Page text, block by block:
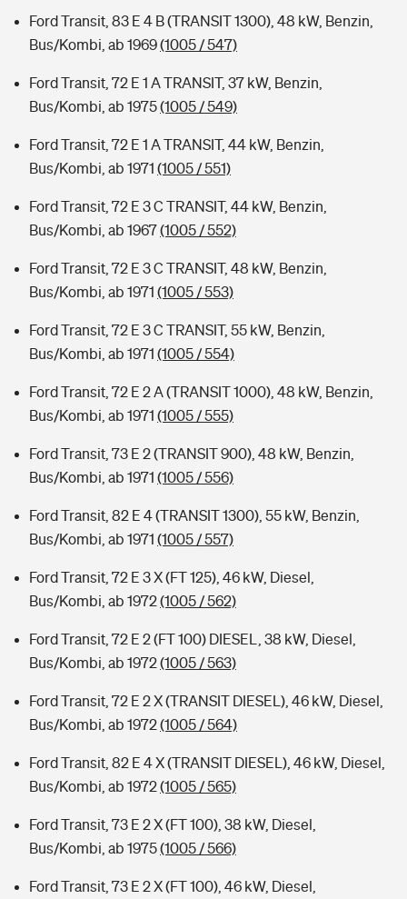
Ford Transit, 83 E 4 B (TRANSIT 1300), 48 kW, Benzin,
Bus/Kombi, ab 1969(1005 / 547)
Ford Transit, 72 E 1 A TRANSIT, 37 kW, Benzin,
Bus/Kombi, ab 1975(1005 / 549)
Ford Transit, 72 E 1 A TRANSIT, 44 kW, Benzin,
Bus/Kombi, ab 1971 (1005 / 551)
Ford Transit, 72 E 3 C TRANSIT, 44 kW, Benzin,
Bus/Kombi, ab 1967(1005 / 552)
Ford Transit, 72 E 3 C TRANSIT, 48 kW, Benzin,
Bus/Kombi, ab 1971 (1005 / 553)
Ford Transit, 72 E 3 C TRANSIT, 55 kW, Benzin,
Bus/Kombi, ab 1971 (1005 / 554)
Ford Transit, 72 E 2 A (TRANSIT 1000), 48 kW, Benzin,
Bus/Kombi, ab 1971 (1005 / 555)
Ford Transit, 73 E 2 (TRANSIT 900), 48 kW, Benzin,
Bus/Kombi, ab 1971 (1005 / 556)
Ford Transit, 82 E 4 (TRANSIT 1300), 55 kW, Benzin,
Bus/Kombi, ab 1971 (1005 / 557)
Ford Transit, 72 E 3 X (FT 125), 46 kW, Diesel,
Bus/Kombi, ab 1972(1005 / 562)
Ford Transit, 72 E 2 (FT 100) DIESEL, 38 kW, Diesel,
Bus/Kombi, ab 1972(1005 / 563)
Ford Transit, 72 E 2 X (TRANSIT DIESEL), 46 kW, Diesel,
Bus/Kombi, ab 1972(1005 / 564)
Ford Transit, 82 E 4 X (TRANSIT DIESEL), 46 kW, Diesel,
Bus/Kombi, ab 1972(1005 / 565)
Ford Transit, 73 E 2 X (FT 100), 38 kW, Diesel,
Bus/Kombi, ab 1975(1005 / 566)
Ford Transit, 73 E 2 X (FT 100), 46 kW, Diesel,